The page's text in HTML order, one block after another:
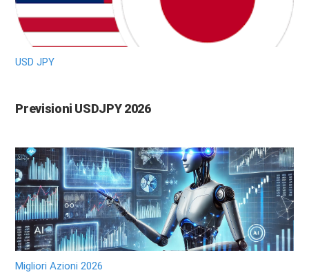
USD JPY
Previsioni USDJPY 2026
Migliori Azioni 2026